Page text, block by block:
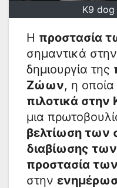
K9
Η προστασία
σημαντικά
δημιουργία της
Ζώων, η οποία
πιλοτικά στην
μια
βελτίωση των
διαβίωσης
προστασία
στην